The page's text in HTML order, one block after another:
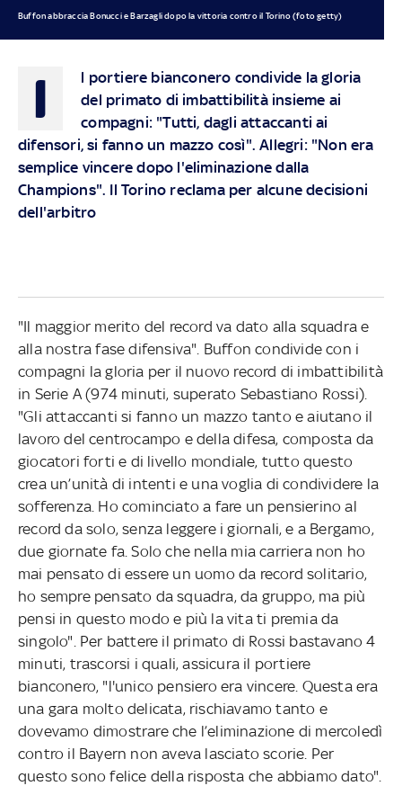
Buffon abbraccia Bonucci e Barzagli dopo la vittoria contro il Torino (foto getty)
I
l portiere bianconero condivide la gloria
del primato di imbattibilità insieme ai
compagni: "Tutti, dagli attaccanti ai
difensori, si fanno un mazzo così". Allegri: "Non era
semplice vincere dopo l'eliminazione dalla
Champions". Il Torino reclama per alcune decisioni
dell'arbitro
"Il maggior merito del record va dato alla squadra e
alla nostra fase difensiva". Buffon condivide con i
compagni la gloria per il nuovo record di imbattibilità
in Serie A (974 minuti, superato Sebastiano Rossi).
"Gli attaccanti si fanno un mazzo tanto e aiutano il
lavoro del centrocampo e della difesa, composta da
giocatori forti e di livello mondiale, tutto questo
crea un’unità di intenti e una voglia di condividere la
sofferenza. Ho cominciato a fare un pensierino al
record da solo, senza leggere i giornali, e a Bergamo,
due giornate fa. Solo che nella mia carriera non ho
mai pensato di essere un uomo da record solitario,
ho sempre pensato da squadra, da gruppo, ma più
pensi in questo modo e più la vita ti premia da
singolo". Per battere il primato di Rossi bastavano 4
minuti, trascorsi i quali, assicura il portiere
bianconero, "l'unico pensiero era vincere. Questa era
una gara molto delicata, rischiavamo tanto e
dovevamo dimostrare che l’eliminazione di mercoledì
contro il Bayern non aveva lasciato scorie. Per
questo sono felice della risposta che abbiamo dato".